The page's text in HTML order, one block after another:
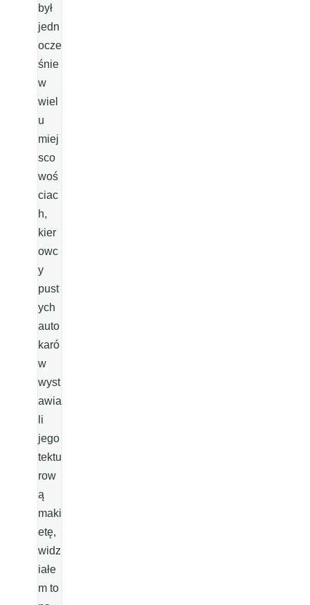
był
jedn
ocze
śnie
w
wiel
u
miej
sco
woś
ciac
h,
kier
owc
y
pust
ych
auto
karó
w
wyst
awia
li
jego
tektu
row
ą
maki
etę,
widz
iałe
m to